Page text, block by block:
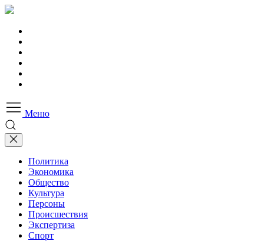
Меню
Политика
Экономика
Общество
Культура
Персоны
Происшествия
Экспертиза
Спорт